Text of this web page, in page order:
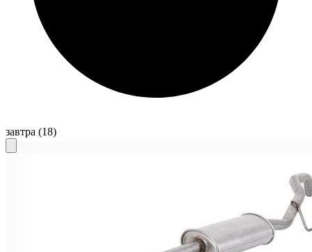
завтра (18)